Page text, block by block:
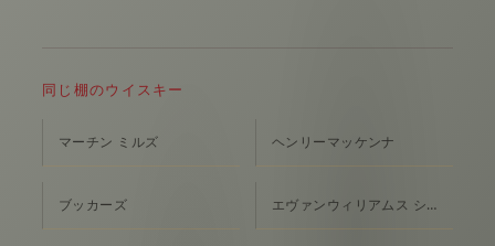
同じ棚のウイスキー
マーチン ミルズ ヘンリーマッケンナ
ブッカーズ エヴァンウィリアムス シングルバレル